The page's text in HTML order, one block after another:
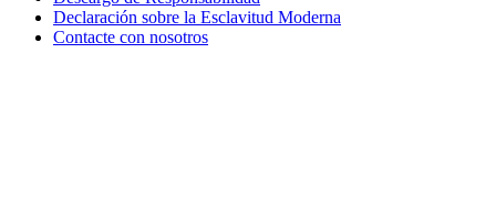
Declaración sobre la Esclavitud Moderna
Contacte con nosotros